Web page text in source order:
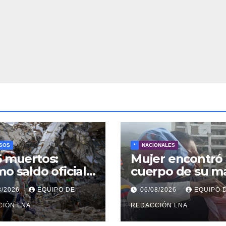
muertos:
saldo oficial
de
continúa
los escombros
2026 EQUIPO DE
LNA
* NACIONALES
Mujer encontró
cuerpo de su
tras 40 días de
búsqueda en
Tanaguarena
06/08/2026 EQUIPO
REDACCIÓN LNA